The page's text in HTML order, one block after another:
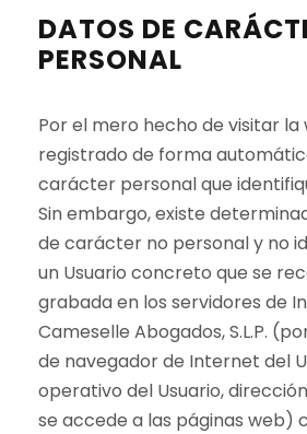
DATOS DE
PERSONAL
Por el mero hecho de visitar la
registrado de forma
carácter personal que
Sin embargo, existe
de carácter no personal y no
un Usuario concreto que se
grabada en los servidores de
Cameselle Abogados, S.L.P.
de navegador de Internet del
operativo del Usuario,
se accede a las páginas web)